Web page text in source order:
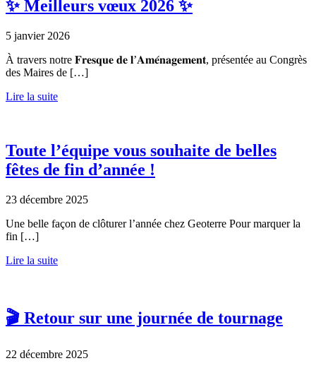
✨ Meilleurs vœux 2026 ✨
5 janvier 2026
À travers notre 𝐅𝐫𝐞𝐬𝐪𝐮𝐞 𝐝𝐞 𝐥’𝐀𝐦𝐞́𝐧𝐚𝐠𝐞𝐦𝐞𝐧𝐭, présentée au Congrès
des Maires de […]
Lire la suite
Toute l’équipe vous souhaite de belles
fêtes de fin d’année !
23 décembre 2025
Une belle façon de clôturer l’année chez Geoterre Pour marquer la
fin […]
Lire la suite
🎬 Retour sur une journée de tournage
22 décembre 2025